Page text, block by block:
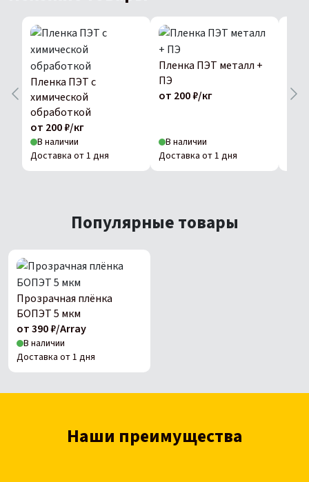
Пленка ПЭТ с
химической
обработкой
от 200 ₽/кг
В наличии
Доставка от 1 дня
Пленка ПЭТ металл +
ПЭ
от 200 ₽/кг
В наличии
Доставка от 1 дня
Популярные товары
Прозрачная плёнка
БОПЭТ 5 мкм
от 390 ₽/Array
В наличии
Доставка от 1 дня
Наши преимущества